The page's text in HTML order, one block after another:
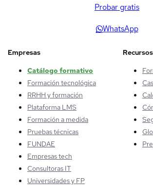
Probar gratis
WhatsApp
Empresas
Catálogo formativo
Formación tecnológica
RRHH y formación
Plataforma LMS
Formación a medida
Pruebas técnicas
FUNDAE
Empresas tech
Consultoras IT
Universidades y FP
Recursos